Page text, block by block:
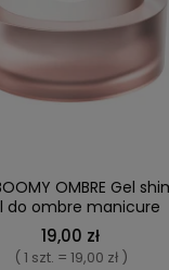
OMBRE Gel
do ombre manicure
19,00 zł
( 1 szt. = 19,00 zł )